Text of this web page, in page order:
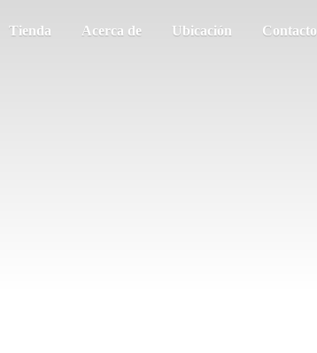
Tienda Acerca de Ubicación Contacto